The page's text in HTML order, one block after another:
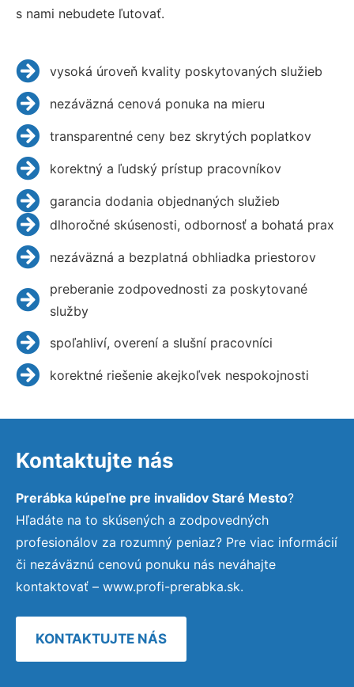
s nami nebudete ľutovať.
vysoká úroveň kvality poskytovaných služieb
nezáväzná cenová ponuka na mieru
transparentné ceny bez skrytých poplatkov
korektný a ľudský prístup pracovníkov
garancia dodania objednaných služieb
dlhoročné skúsenosti, odbornosť a bohatá prax
nezáväzná a bezplatná obhliadka priestorov
preberanie zodpovednosti za poskytované
služby
spoľahliví, overení a slušní pracovníci
korektné riešenie akejkoľvek nespokojnosti
Kontaktujte nás
Prerábka kúpeľne pre invalidov Staré Mesto?
Hľadáte na to skúsených a zodpovedných
profesionálov za rozumný peniaz? Pre viac informácií
či nezáväznú cenovú ponuku nás neváhajte
kontaktovať – www.profi-prerabka.sk.
KONTAKTUJTE NÁS